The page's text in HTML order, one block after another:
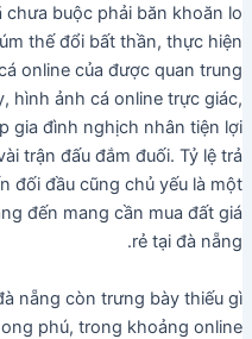
buộc phải băn khoăn lo
thế đổi bất thần, thực hiện
online của được quan trung
hình ảnh cá online trực giác,
gia đình nghịch nhân tiện lợi
trận đấu đắm đuối. Tỷ lệ trả
đối đầu cũng chủ yếu là một
đến mang cần mua đất giá
rẻ tại đà nẵng.
nẵng còn trưng bày thiếu gì
phú, trong khoảng online